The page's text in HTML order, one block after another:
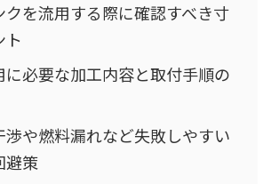
クを流用する際に確認すべき寸
ト
に必要な加工内容と取付手順の
渉や燃料漏れなど失敗しやすい
避策